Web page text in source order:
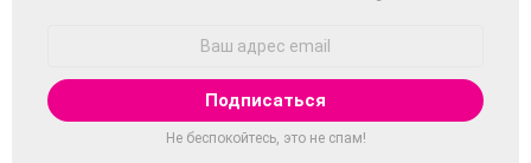
Не беспокойтесь, это не спам!